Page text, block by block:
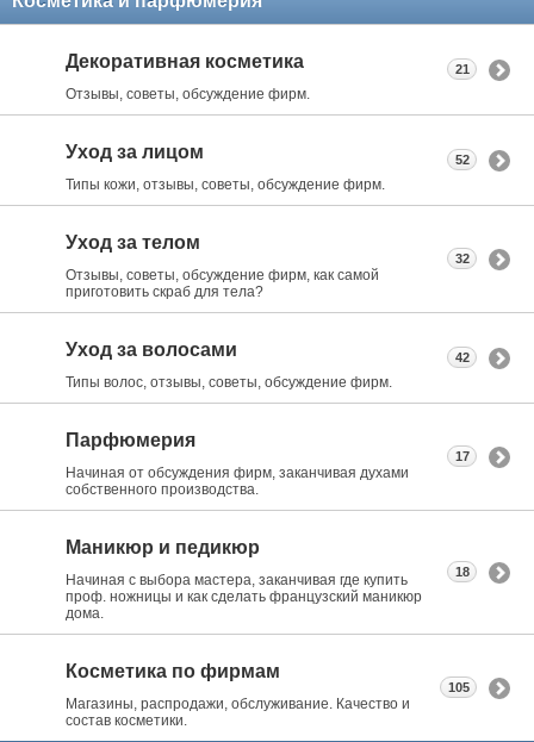
Декоративная косметика
Отзывы, советы, обсуждение фирм.
21
Уход за лицом
Типы кожи, отзывы, советы, обсуждение фирм.
52
Уход за телом
Отзывы, советы, обсуждение фирм, как самой
приготовить скраб для тела?
32
Уход за волосами
Типы волос, отзывы, советы, обсуждение фирм.
42
Парфюмерия
Начиная от обсуждения фирм, заканчивая духами
собственного производства.
17
Маникюр и педикюр
Начиная с выбора мастера, заканчивая где купить
проф. ножницы и как сделать французский маникюр
дома.
18
Косметика по фирмам
Магазины, распродажи, обслуживание. Качество и
состав косметики.
105